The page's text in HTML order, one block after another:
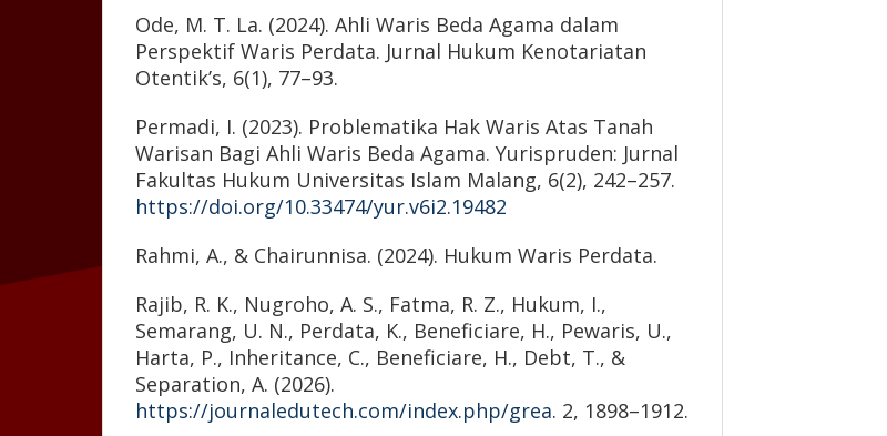
Ode, M. T. La. (2024). Ahli Waris Beda Agama dalam
Perspektif Waris Perdata. Jurnal Hukum Kenotariatan
Otentik’s, 6(1), 77–93.
Permadi, I. (2023). Problematika Hak Waris Atas Tanah
Warisan Bagi Ahli Waris Beda Agama. Yurispruden: Jurnal
Fakultas Hukum Universitas Islam Malang, 6(2), 242–257.
https://doi.org/10.33474/yur.v6i2.19482
Rahmi, A., & Chairunnisa. (2024). Hukum Waris Perdata.
Rajib, R. K., Nugroho, A. S., Fatma, R. Z., Hukum, I.,
Semarang, U. N., Perdata, K., Beneficiare, H., Pewaris, U.,
Harta, P., Inheritance, C., Beneficiare, H., Debt, T., &
Separation, A. (2026).
https://journaledutech.com/index.php/grea. 2, 1898–1912.